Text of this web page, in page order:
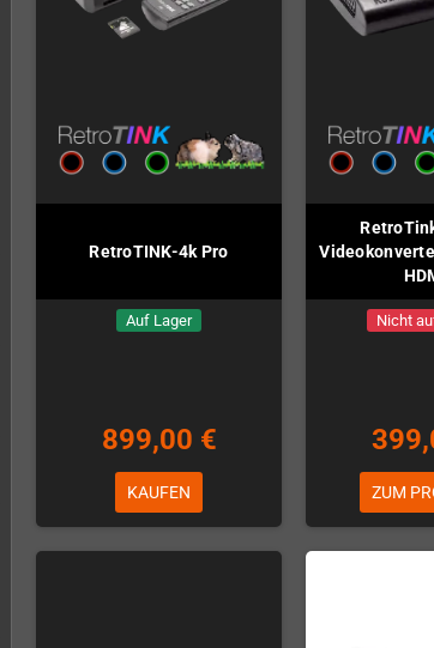
RetroTINK-4k Pro
Auf Lager
899,00 €
KAUFEN
Nicht
ZUM